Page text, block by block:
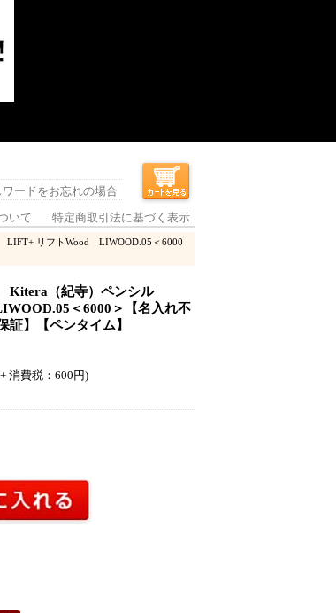
ワードをお忘れの場合
いて 特定商取引法に基づく表示
リフトWood LIWOOD.05＜6000
（紀寺）ペンシル
＜6000＞【名入れ不
証】【ペンタイム】
消費税：600円)